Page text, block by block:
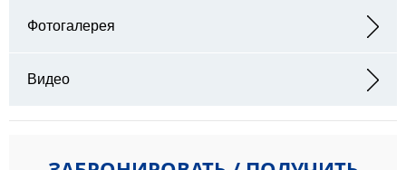
Фотогалерея
Видео